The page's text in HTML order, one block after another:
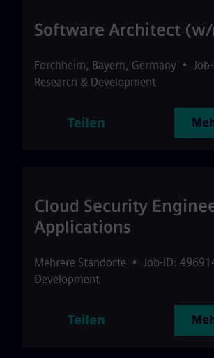
Software Architect
Forchheim, Bayern, Germany •
Research & Development
Teilen
Cloud Security
Applications
Mehrere Standorte • Job-ID:
Development
Teilen